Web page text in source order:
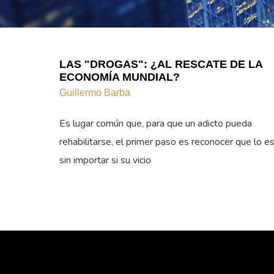
LAS "DROGAS": ¿AL RESCATE DE LA
ECONOMÍA MUNDIAL?
Guillermo Barba
Es lugar común que, para que un adicto pueda
rehabilitarse, el primer paso es reconocer que lo
sin importar si su vicio